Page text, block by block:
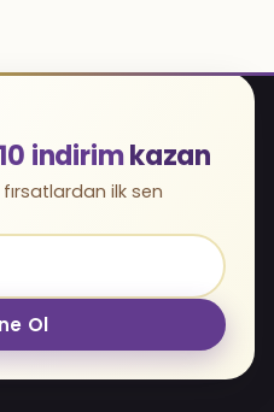
indirimkazan
ilk sen
Ol